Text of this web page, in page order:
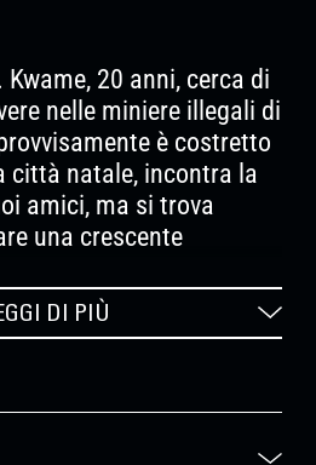
20 anni, cerca di
nelle miniere illegali di
è costretto
città natale, incontra la
amici, ma si trova
una crescente
e risveglio
DI PIÙ